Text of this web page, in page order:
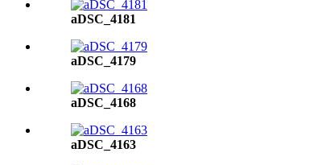
aDSC_4181
aDSC_4179
aDSC_4168
aDSC_4163